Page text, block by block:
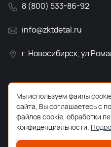
8 (800) 533-86-92
info@zktdetal.ru
г. Новосибирск, ул
Мы используем файлы
сайта, Вы соглашаетесь с
файлов cookie, обработки
конфиденциальности.